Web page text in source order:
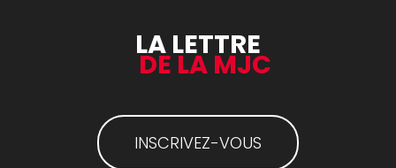
LA LETTRE
DE LA MJC
INSCRIVEZ-VOUS